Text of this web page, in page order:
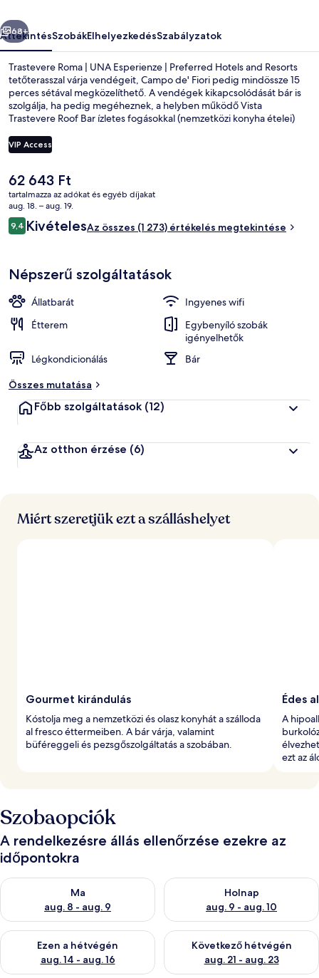
Hotels
and
Resorts
képgalériája
Következő
68+
ÁttekintésSzobákElhelyezkedésSzabályzatok
Trastevere Roma | UNA Esperienze | Preferred Hotels and Resorts
tetőterasszal várja vendégeit, Campo de' Fiori pedig mindössze 15
perces sétával megközelíthető. A vendégek kikapcsolódását bár is
szolgálja, ha pedig megéheznek, a helyben működő Vista
Trastevere Roof Bar ízletes fogásokkal (nemzetközi konyha ételei)
snack bár/delikát és kert is emeli. Más utazók nagyra értékelik a
szálláshely következő jellemzőit: segítőkész személyzet és a
megközelíthető: Trastevere/Min. P. Istruzione villamosmegálló 3
perc, Induno villamosmegálló pedig 4 perc séta.
VIP Access
A
jelenlegi
ár
62 643 Ft
62 643 Ft
tartalmazza az adókat és egyéb díjakat
aug. 18. – aug. 19.
Értékelések
9,49,4 ennyiből: 10
KivételesAz összes (1 273) értékelés megtekintése
Népszerű szolgáltatások
Állatbarát
Ingyenes wifi
Étterem
Egybenyíló szobák
igényelhetők
Légkondicionálás
Bár
Összes mutatása
Főbb szolgáltatások (12)
Az otthon érzése (6)
Miért szeretjük ezt a szálláshelyet
Gourmet kirándulás
Kóstolja meg a nemzetközi és olasz konyhát a szálloda
al fresco éttermeiben. A bár várja, valamint
büféreggeli és pezsgőszolgáltatás a szobában.
Édes
A
ezt az
Szobaopciók
A rendelkezésre állás ellenőrzése ezekre az
időpontokra
Ma
aug. 8 - aug. 9
A ma esti rendelkezésre állás ellenőrzése: aug. 8 - aug. 9
Holnap
aug. 9 - aug. 10
A holnapi rendelkezésre állás
Ezen a hétvégén
aug. 14 - aug. 16
A mostani hétvégi rendelkezésre állás ellenőrzése: aug. 14 -
Következő hétvégén
aug. 21 - aug. 23
A következő hétvégi